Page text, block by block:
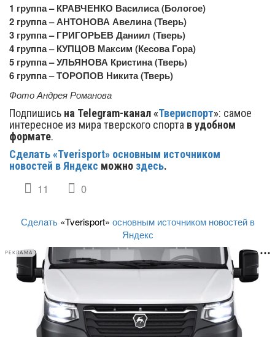
1 группа – КРАВЧЕНКО Василиса (Бологое)
2 группа – АНТОНОВА Авелина (Тверь)
3 группа – ГРИГОРЬЕВ Даниил (Тверь)
4 группа – КУПЦОВ Максим (Кесова Гора)
5 группа – УЛЬЯНОВА Кристина (Тверь)
6 группа – ТОРОПОВ Никита (Тверь)
Фото Андрея Романова
Подпишись на Telegram-канал «Твериспорт»: самое
интересное из мира тверского спорта в удобном
формате.
Сделать «Tverisport» основным источником
новостей в Яндекс можно здесь.
11 0
Сделать «Tverisport» основным источником новостей в
Яндекс
РЕКЛАМА